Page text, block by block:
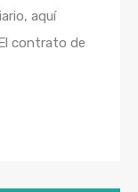
aquí
contrato de